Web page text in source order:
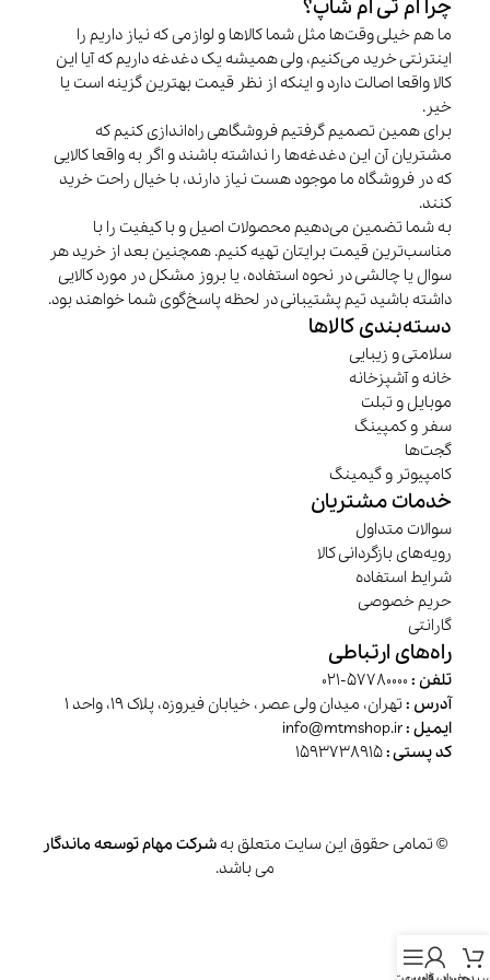
چرا ام تی ام شاپ؟
ما هم خیلی وقت‌ها مثل شما کالاها و لوازمی که نیاز داریم را
اینترنتی خرید می‌کنیم، ولی همیشه یک دغدغه داریم که آیا این
کالا واقعا اصالت دارد و اینکه از نظر قیمت بهترین گزینه است یا
خیر.
برای همین تصمیم گرفتیم فروشگاهی راه‌اندازی کنیم که
مشتریان آن این دغدغه‌ها را نداشته باشند و اگر به واقعا کالایی
که در فروشگاه ما موجود هست نیاز دارند، با خیال راحت خرید
کنند.
به شما تضمین می‌دهیم محصولات اصیل و با کیفیت را با
مناسب‌ترین قیمت برایتان تهیه کنیم. همچنین بعد از خرید هر
سوال یا چالشی در نحوه استفاده، یا بروز مشکل در مورد کالایی
داشته باشید تیم پشتیبانی در لحظه پاسخ‌گوی شما خواهند بود.
دسته‌بندی کالاها
سلامتی و زیبایی
خانه و آشپزخانه
موبایل و تبلت
سفر و کمپینگ
گجت‌ها
کامپیوتر و گیمینگ
خدمات مشتریان
سوالات متداول
رویه‌های بازگردانی کالا
شرایط استفاده
حریم خصوصی
گارانتی
راه‌های ارتباطی
تلفن :
آدرس :تهران، میدان ولی عصر، خیابان فیروزه، پلاک 19، واحد 1
ایمیل :
کد پستی :
© تمامی حقوق این سایت متعلق به شرکت مهام توسعه ماندگار
می باشد.